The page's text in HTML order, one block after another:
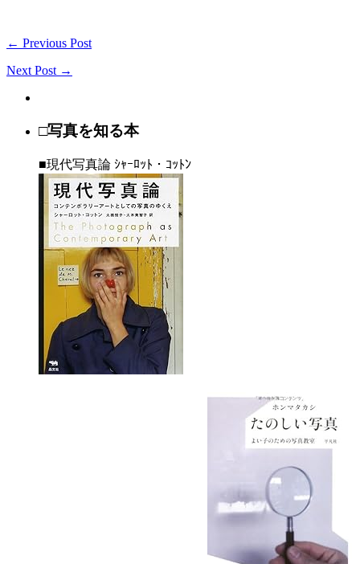
← Previous Post
Next Post →
□写真を知る本
■現代写真論 ｼｬｰﾛｯﾄ・ｺｯﾄﾝ